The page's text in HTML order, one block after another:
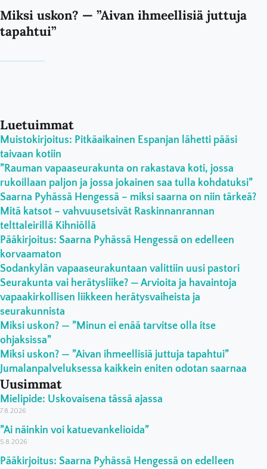
Miksi uskon? — ”Aivan ihmeellisiä juttuja
tapahtui”
Luetuimmat
Muistokirjoitus: Pitkäaikainen Espanjan lähetti pääsi
taivaan kotiin
”Rauman vapaaseurakunta on rakastava koti, jossa
rukoillaan paljon ja jossa jokainen saa tulla kohdatuksi”
Saarna Pyhässä Hengessä – miksi saarna on niin tärkeä?
Mitä katsot – vahvuusetsivät Raskinnanrannan
telttaleirillä Kihniöllä
Pääkirjoitus: Saarna Pyhässä Hengessä on edelleen
korvaamaton
Sodankylän vapaaseurakuntaan valittiin uusi pastori
Seurakunta vai herätysliike? — Arvioita ja havaintoja
vapaakirkollisen liikkeen herätysvaiheista ja
seurakunnista
Miksi uskon? — ”Minun ei enää tarvitse olla itse
ohjaksissa”
Miksi uskon? — ”Aivan ihmeellisiä juttuja tapahtui”
Jumalanpalveluksessa kaikkein eniten odotan saarnaa
Uusimmat
Mielipide: Uskovaisena tässä ajassa
7.8.2026
”Ai näinkin voi katuevankelioida”
5.8.2026
Pääkirjoitus: Saarna Pyhässä Hengessä on edelleen